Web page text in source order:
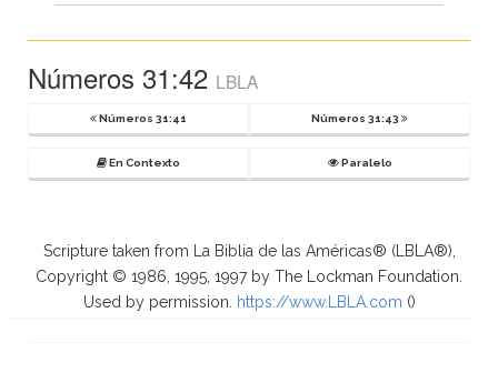
Números 31:42 LBLA
Números 31:41 Números 31:43
En Contexto Paralelo
Scripture taken from La Biblia de las Américas® (LBLA®),
Copyright © 1986, 1995, 1997 by The Lockman Foundation.
Used by permission.
https://www.LBLA.com ()